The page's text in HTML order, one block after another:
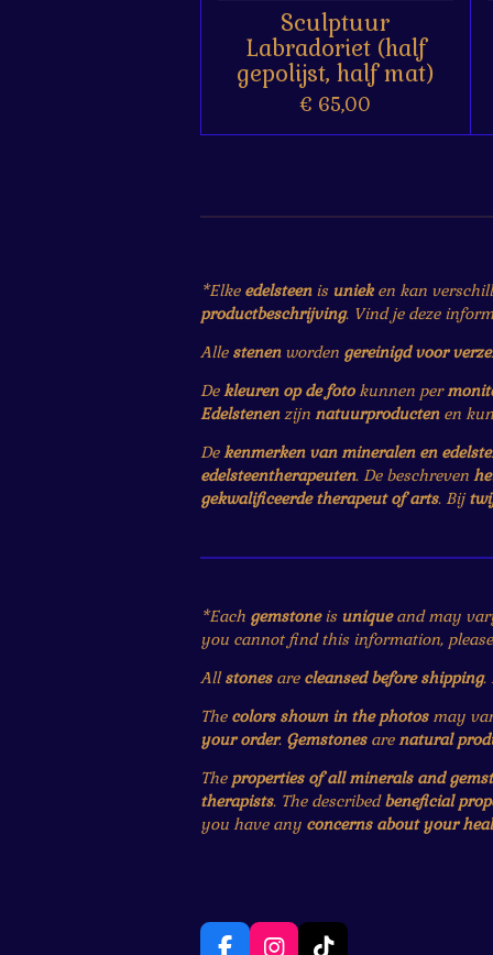
Sculptuur
Labradoriet (half
gepolijst, half mat)
€ 65,00
*Elke edelsteenis unieken kan
productbeschrijving. Vind je deze
Alle stenenworden gereinigd voor
Dekleuren op de fotokunnen per
Edelstenenzijn natuurproductenen
Dekenmerken van mineralen en
edelsteentherapeuten. De beschreven
gekwalificeerde therapeut of arts. Bij
*Each gemstoneis uniqueand may
you cannot find this information, please
Allstonesare cleansed before shipping.
The colors shown in the photosmay
your order. Gemstonesarenatural
The properties of all minerals and
therapists. The describedbeneficial
you have any concerns about your